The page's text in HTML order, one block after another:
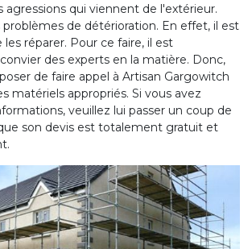
qui viennent de l'extérieur.
problèmes de détérioration. En effet, il est
réparer. Pour ce faire, il est
des experts en la matière. Donc,
de faire appel à Artisan Gargowitch
matériels appropriés. Si vous avez
veuillez lui passer un coup de
son devis est totalement gratuit et